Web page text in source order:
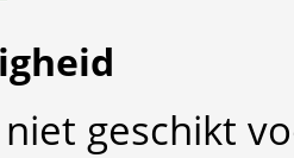
geschikt